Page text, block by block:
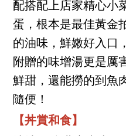
配搭配上店家精心小
蛋，根本是最佳黃金
的油味，鮮嫩好入口
附贈的味增湯更是厲
鮮甜，還能撈的到魚
隨便！
【丼賞和食】